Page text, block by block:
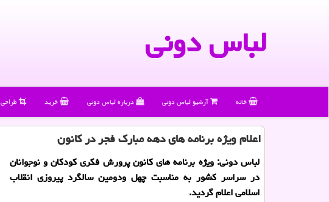
لباس دونی
خانه آرشیو لباس دونی درباره لباس دونی خرید طراحی
اعلام ویژه برنامه های دهه مبارك فجر در كانون
لباس دونی: ویژه برنامه های کانون پرورش فکری کودکان و نوجوانان
در سراسر کشور به مناسبت چهل ودومین سالگرد پیروزی انقلاب
اسلامی اعلام گردید.